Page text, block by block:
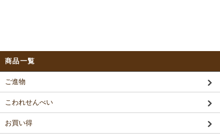
商品一覧
ご進物
こわれせんべい
お買い得